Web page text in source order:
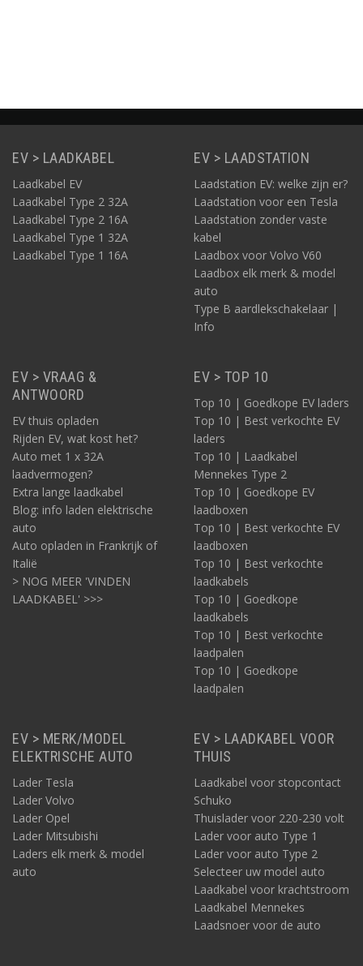
EV > LAADKABEL
Laadkabel EV
Laadkabel Type 2 32A
Laadkabel Type 2 16A
Laadkabel Type 1 32A
Laadkabel Type 1 16A
EV > LAADSTATION
Laadstation EV: welke zijn er?
Laadstation voor een Tesla
Laadstation zonder vaste
kabel
Laadbox voor Volvo V60
Laadbox elk merk & model
auto
Type B aardlekschakelaar |
Info
EV > VRAAG &
ANTWOORD
EV thuis opladen
Rijden EV, wat kost het?
Auto met 1 x 32A
laadvermogen?
Extra lange laadkabel
Blog: info laden elektrische
auto
Auto opladen in Frankrijk of
Italië
> NOG MEER 'VINDEN
LAADKABEL' >>>
EV > TOP 10
Top 10 | Goedkope EV laders
Top 10 | Best verkochte EV
laders
Top 10 | Laadkabel
Mennekes Type 2
Top 10 | Goedkope EV
laadboxen
Top 10 | Best verkochte EV
laadboxen
Top 10 | Best verkochte
laadkabels
Top 10 | Goedkope
laadkabels
Top 10 | Best verkochte
laadpalen
Top 10 | Goedkope
laadpalen
EV > MERK/MODEL
ELEKTRISCHE AUTO
Lader Tesla
Lader Volvo
Lader Opel
Lader Mitsubishi
Laders elk merk & model
auto
EV > LAADKABEL VOOR
THUIS
Laadkabel voor stopcontact
Schuko
Thuislader voor 220-230 volt
Lader voor auto Type 1
Lader voor auto Type 2
Selecteer uw model auto
Laadkabel voor krachtstroom
Laadkabel Mennekes
Laadsnoer voor de auto